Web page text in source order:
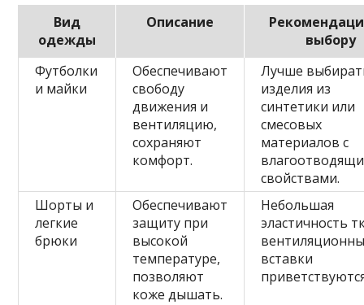
Вид
одежды
Описание
выбору
Футболки
и майки
Обеспечивают
свободу
движения и
вентиляцию,
сохраняют
комфорт.
Лучше
изделия из
синтетики или
смесовых
материалов с
свойствами.
Шорты и
легкие
брюки
Обеспечивают
защиту при
высокой
температуре,
позволяют
коже дышать.
Небольшая
эластичность
вставки